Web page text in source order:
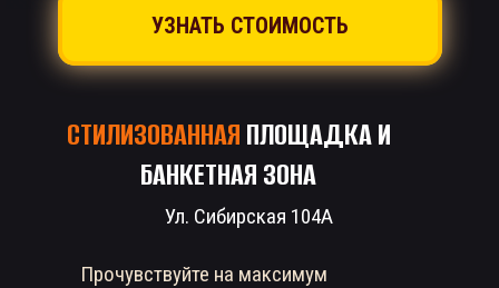
УЗНАТЬ СТОИМОСТЬ
Прочувствуйте на максимум
Ул. Сибирская 104А
СТИЛИЗОВАННАЯПЛОЩАДКА И
БАНКЕТНАЯ ЗОНА